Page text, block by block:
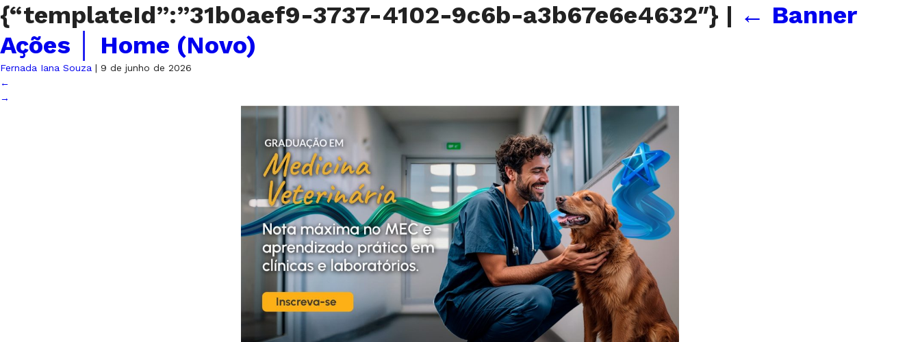
{“templateId”:”31b0aef9-3737-4102-9c6b-a3b67e6e4632″} | ← Banner
Ações │ Home (Novo)
Fernada Iana Souza | 9 de junho de 2026
←
→